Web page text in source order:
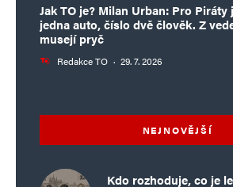
Jak TO je? Milan Urban: Pro
jedna auto, číslo dvě člověk. Z
musejí pryč
Redakce TO · 29. 7. 2026
NEJNOVĚJŠÍ
Kdo rozhoduje, co je